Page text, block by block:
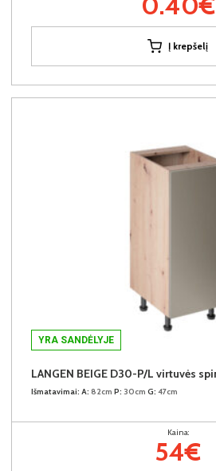
Į krepšelį
YRA SANDĖLYJE
Išmatavimai: A: 82cm P: 30cm G: 47cm
Kaina:
54€